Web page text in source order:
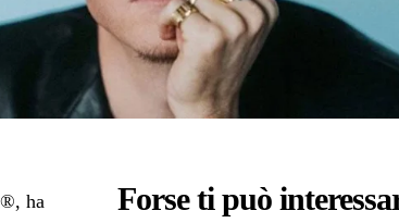
ha
Forse ti può